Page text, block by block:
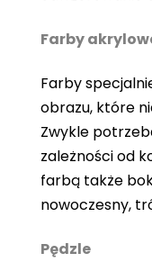
Farby
Farby
obrazu, które
Zwykle
zależności od
farbą także
nowoczesny,
Pędzle